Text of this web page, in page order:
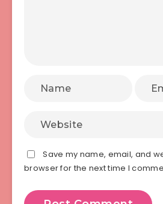
Save my name, email, and
browser for the next time I